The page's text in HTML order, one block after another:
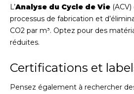
L’Analyse du Cycle de Vie
processus de fabrication et
CO2 par m³. Optez pour des
réduites.
Certifications et
Pensez également à rechercher